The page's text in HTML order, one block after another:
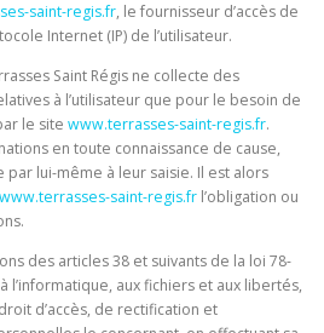
saint-regis.fr, le fournisseur d’accès de
Internet (IP) de l’utilisateur.
Saint Régis ne collecte des
à l’utilisateur que pour le besoin de
le site www.terrasses-saint-regis.fr.
en toute connaissance de cause,
par lui-même à leur saisie. Il est alors
www.terrasses-saint-regis.fr l’obligation ou
des articles 38 et suivants de la loi 78-
l’informatique, aux fichiers et aux libertés,
d’accès, de rectification et